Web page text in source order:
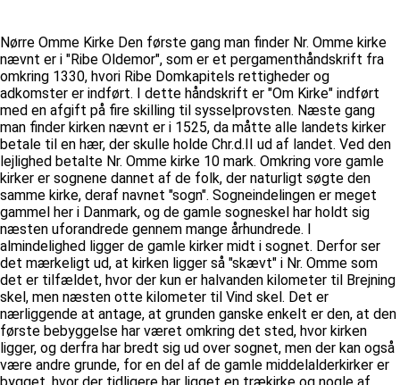
Nørre Omme Kirke Den første gang man finder Nr. Omme kirke
nævnt er i "Ribe Oldemor", som er et pergamenthåndskrift fra
omkring 1330, hvori Ribe Domkapitels rettigheder og
adkomster er indført. I dette håndskrift er "Om Kirke" indført
med en afgift på fire skilling til sysselprovsten. Næste gang
man finder kirken nævnt er i 1525, da måtte alle landets kirker
betale til en hær, der skulle holde Chr.d.II ud af landet. Ved den
lejlighed betalte Nr. Omme kirke 10 mark. Omkring vore gamle
kirker er sognene dannet af de folk, der naturligt søgte den
samme kirke, deraf navnet "sogn". Sogneindelingen er meget
gammel her i Danmark, og de gamle sogneskel har holdt sig
næsten uforandrede gennem mange århundrede. I
almindelighed ligger de gamle kirker midt i sognet. Derfor ser
det mærkeligt ud, at kirken ligger så "skævt" i Nr. Omme som
det er tilfældet, hvor der kun er halvanden kilometer til Brejning
skel, men næsten otte kilometer til Vind skel. Det er
nærliggende at antage, at grunden ganske enkelt er den, at den
første bebyggelse har været omkring det sted, hvor kirken
ligger, og derfra har bredt sig ud over sognet, men der kan også
være andre grunde, for en del af de gamle middelalderkirker er
bygget, hvor der tidligere har ligget en trækirke og nogle af